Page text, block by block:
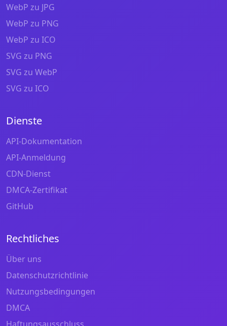
WebP zu JPG
WebP zu PNG
WebP zu ICO
SVG zu PNG
SVG zu WebP
SVG zu ICO
Dienste
API-Dokumentation
API-Anmeldung
CDN-Dienst
DMCA-Zertifikat
GitHub
Rechtliches
Über uns
Datenschutzrichtlinie
Nutzungsbedingungen
DMCA